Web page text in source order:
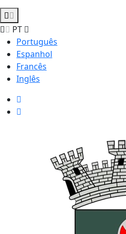
PT
Português
Espanhol
Francês
Inglês